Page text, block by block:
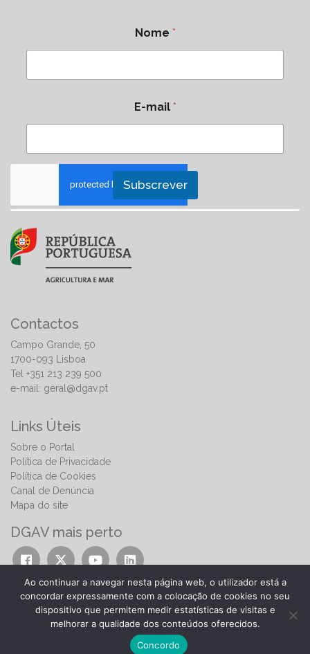
Nome *
E-mail *
Subscrever
Contactos
Campo Grande, 50
1700-093 Lisboa
Tel +351 213 239 500
e-mail: geral@dgav.pt
Links Úteis
Sobre o Portal
Política de Privacidade
Política de Cookies
Canal de Denúncia
Mapa do site
DGAV mais perto
© 2026 | Direção-Geral de Alimentação e Veterinária
Ao continuar a navegar nesta página web, o utilizador está a
concordar expressamente com a colocação de cookies no seu
dispositivo que permitem medir estatísticas de visitas e
melhorar a qualidade dos conteúdos oferecidos.
Concordo